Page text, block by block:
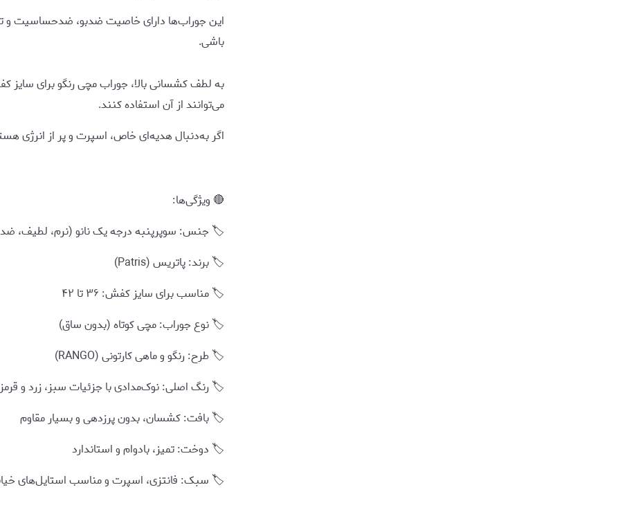
این جوراب‌ها دارای خاصیت ضدبو، ضدحساسیت و
باشی.
می‌توانند از آن استفاده کنند.
اگر به‌دنبال هدیه‌ای خاص، اسپرت و پر از انرژی
🔴 ویژگی‌ها:
🏷️ جنس: سوپرپنبه درجه یک نانو (نرم، لطیف،
🏷️ برند: پاتریس (Patris)
🏷️ مناسب برای سایز کفش: ۳۶ تا ۴۲
🏷️ نوع جوراب: مچی کوتاه (بدون ساق)
🏷️ طرح: رنگو و ماهی کارتونی (RANGO)
🏷️ رنگ اصلی: نوک‌مدادی با جزئیات سبز، زرد و قرمز
🏷️ بافت: کشسان، بدون پرزدهی و بسیار مقاوم
🏷️ دوخت: تمیز، بادوام و استاندارد
🏷️ سبک: فانتزی، اسپرت و مناسب استایل‌های